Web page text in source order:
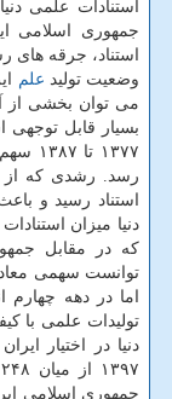
استناد، جرقه های
وضعیت تولید علم
می توان بخشی از
استناد رسید و
اما در دهه چهارم
تولیدات علمی با